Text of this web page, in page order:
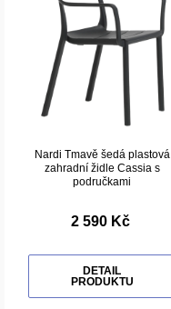
Nardi Tmavě šedá plastová
zahradní židle Cassia s
područkami
2 590 Kč
DETAIL
PRODUKTU